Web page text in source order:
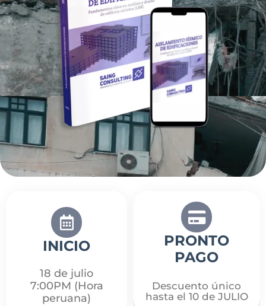
INICIO
18 de julio
7:00PM (Hora
peruana)
PRONTO
PAGO
Descuento único
hasta el 10 de JULIO